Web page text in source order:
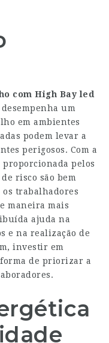
com High Bayled
desempenha um
em ambientes
podem levar a
perigosos. Com a
pelos
risco são bem
trabalhadores
maneira mais
ajuda na
e na realização de
investir em
de priorizar a